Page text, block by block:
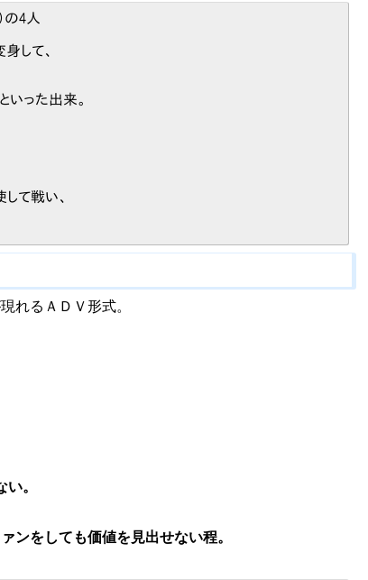
の4人
して、
いった出来。
て戦い、
れるＡＤＶ形式。
。
ンをしても価値を見出せない程。